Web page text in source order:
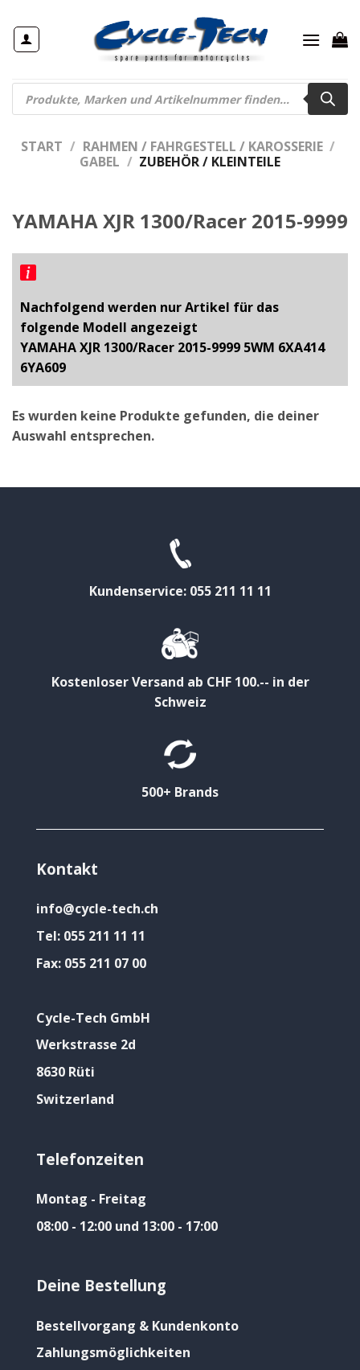
Inhalt
springen
Products
search
START / RAHMEN / FAHRGESTELL / KAROSSERIE /
GABEL / ZUBEHÖR / KLEINTEILE
YAMAHA XJR 1300/Racer 2015-9999
Nachfolgend werden nur Artikel für das
folgende Modell angezeigt
YAMAHA XJR 1300/Racer 2015-9999 5WM 6XA414
6YA609
Es wurden keine Produkte gefunden, die deiner
Auswahl entsprechen.
Kundenservice: 055 211 11 11
Kostenloser Versand ab CHF 100.-- in der
Schweiz
500+ Brands
Kontakt
info@cycle-tech.ch
Tel: 055 211 11 11
Fax: 055 211 07 00
Cycle-Tech GmbH
Werkstrasse 2d
8630 Rüti
Switzerland
Telefonzeiten
Montag - Freitag
08:00 - 12:00 und 13:00 - 17:00
Deine Bestellung
Bestellvorgang & Kundenkonto
Zahlungsmöglichkeiten